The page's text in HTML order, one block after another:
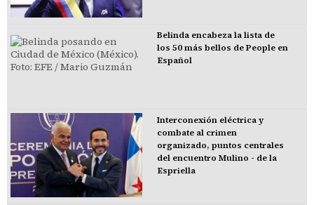
Belinda encabeza la lista de
los 50 más bellos de People en
Español
Interconexión eléctrica y
combate al crimen
organizado, puntos centrales
del encuentro Mulino - de la
Espriella